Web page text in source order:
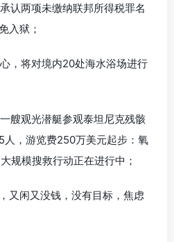
认两项未缴纳联邦所得税罪名
入狱；
，将对境内20处海水浴场进行
艘观光潜艇参观泰坦尼克残骸
人，游览费250万美元起步：氧
规模搜救行动正在进行中；
又闲又没钱，没有目标，焦虑